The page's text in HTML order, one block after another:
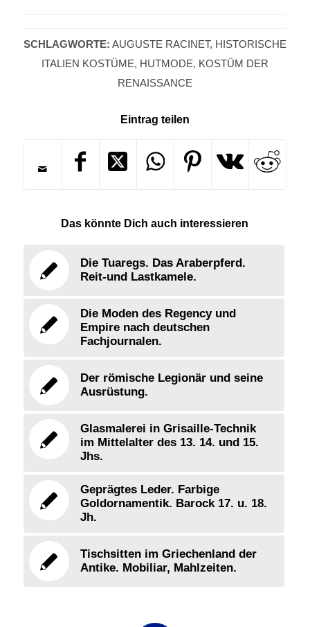
SCHLAGWORTE: AUGUSTE RACINET, HISTORISCHE
ITALIEN KOSTÜME, HUTMODE, KOSTÜM DER
RENAISSANCE
Eintrag teilen
Das könnte Dich auch interessieren
Die Tuaregs. Das Araberpferd.
Reit-und Lastkamele.
Die Moden des Regency und
Empire nach deutschen
Fachjournalen.
Der römische Legionär und seine
Ausrüstung.
Glasmalerei in Grisaille-Technik
im Mittelalter des 13. 14. und 15.
Jhs.
Geprägtes Leder. Farbige
Goldornamentik. Barock 17. u. 18.
Jh.
Tischsitten im Griechenland der
Antike. Mobiliar, Mahlzeiten.